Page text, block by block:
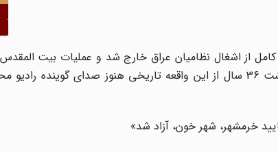
خرمشهر به طور کامل از اشغال نظامیان عراق خارج شد و عملیات بیت
اردیبهشت این سال آغاز شده بود، به پیروزی رسید.اما پس از گذشت 36 سال از این واقعه تاریخی هنوز صدای
خرمشهر، شهر خون، آزاد شد»